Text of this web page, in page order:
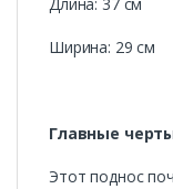
Ширина: 29 см
Главные
Этот поднос